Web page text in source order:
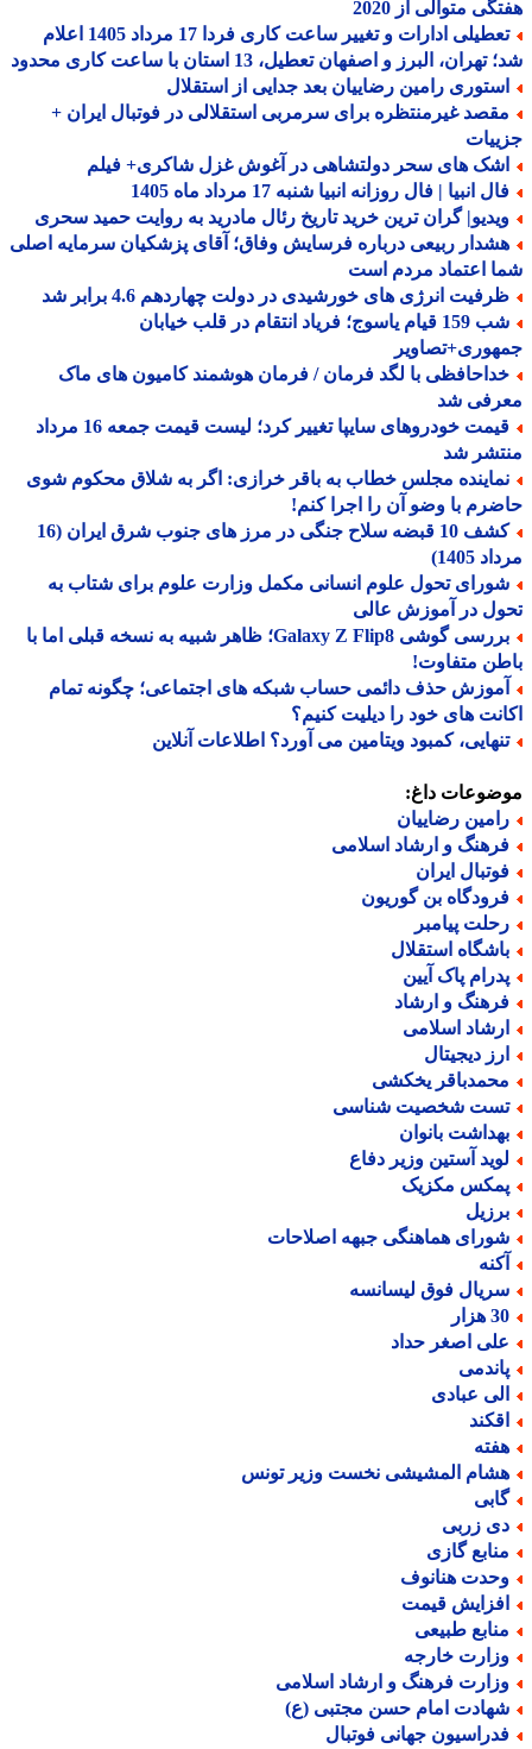
متوالی از 2020
تعطیلی ادارات و تغییر ساعت کاری فردا 17 مرداد 1405 اعلام
البرز و اصفهان تعطیل، 13 استان با ساعت کاری محدود
رامین رضاییان بعد جدایی از استقلال
غیرمنتظره برای سرمربی استقلالی در فوتبال ایران +
های سحر دولتشاهی در آغوش غزل شاکری+ فیلم
انبیا | فال روزانه انبیا شنبه 17 مرداد ماه 1405
گران ترین خرید تاریخ رئال مادرید به روایت حمید سحری
ربیعی درباره فرسایش وفاق؛ آقای پزشکیان سرمایه اصلی
اعتماد مردم است
انرژی های خورشیدی در دولت چهاردهم 4.6 برابر شد
شب 159 قیام یاسوج؛ فریاد انتقام در قلب خیابان
با لگد فرمان / فرمان هوشمند کامیون های ماک
شد
قیمت خودروهای سایپا تغییر کرد؛ لیست قیمت جمعه 16 مرداد
شد
مجلس خطاب به باقر خرازی: اگر به شلاق محکوم شوی
با وضو آن را اجرا کنم!
کشف 10 قبضه سلاح جنگی در مرز های جنوب شرق ایران (16
1405)
تحول علوم انسانی مکمل وزارت علوم برای شتاب به
در آموزش عالی
بررسی گوشی Galaxy Z Flip8؛ ظاهر شبیه به نسخه قبلی اما با
متفاوت!
حذف دائمی حساب شبکه های اجتماعی؛ چگونه تمام
های خود را دیلیت کنیم؟
کمبود ویتامین می آورد؟ اطلاعات آنلاین
داغ:
رضاییان
و ارشاد اسلامی
ایران
بن گوریون
پیامبر
استقلال
پاک آیین
و ارشاد
اسلامی
دیجیتال
یخکشی
شخصیت شناسی
بانوان
آستین وزیر دفاع
مکزیک
هماهنگی جبهه اصلاحات
فوق لیسانسه
اصغر حداد
عبادی
المشیشی نخست وزیر تونس
زربی
گازی
هنانوف
قیمت
طبیعی
خارجه
فرهنگ و ارشاد اسلامی
امام حسن مجتبی (ع)
جهانی فوتبال